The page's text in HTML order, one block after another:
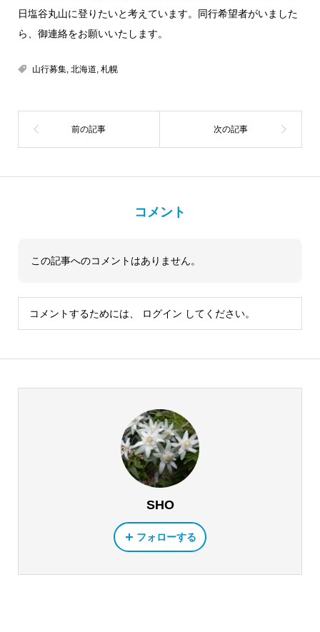
日塩谷丸山に登りたいと考えています。同行希望者がいました
ら、御連絡をお願いいたします。
山行募集, 北海道, 札幌
コメント
この記事へのコメントはありません。
コメントするためには、 ログイン してください。
SHO
フォローする